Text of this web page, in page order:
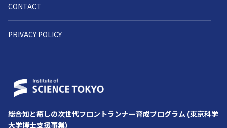
CONTACT
PRIVACY POLICY
総合知と癒しの次世代フロントランナー育成プログラム (東京科学
⼤学博⼠⽀援事業)